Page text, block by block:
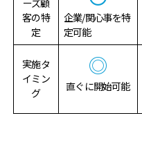
ーズ顧
客の特
定
企業/関心事を特
定可能
実施タ
イミン
グ
◎
直ぐに開始可能